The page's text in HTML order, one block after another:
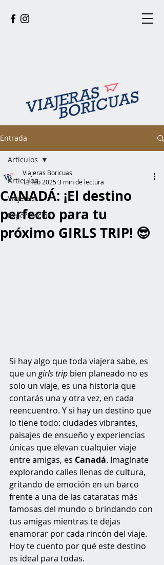
Entrada
Artículos
Viajeras
Experiencias
Artículos
CANADÁ: ¡El destino
perfecto para tu
próximo GIRLS TRIP! 😎
Viajeras Boricuas
13 feb 20253 min de lectura
Si hay algo que toda viajera sabe, es
que un girls trip bien planeado no es
solo un viaje, es una historia que
contarás una y otra vez, en cada
reencuentro. Y si hay un destino que
lo tiene todo: ciudades vibrantes,
paisajes de ensueño y experiencias
únicas que elevan cualquier viaje
entre amigas, es Canadá. Imagínate
explorando calles llenas de cultura,
gritando de emoción en un barco
frente a una de las cataratas más
famosas del mundo o brindando con
tus amigas mientras te dejas
enamorar por cada rincón del viaje.
Hoy te cuento por qué este destino
es ideal para todas.